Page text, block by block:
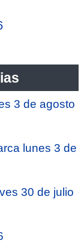
3 de agosto
lunes 3 de
30 de julio